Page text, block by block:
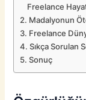
Freelance
Madalyonun
Freelance
Sıkça Sorulan
Sonuç